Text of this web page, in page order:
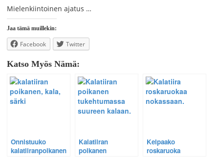
Mielenkiintoinen ajatus …
Jaa tämä muillekin:
Facebook Twitter
Katso Myös Nämä:
Onnistuuko
kalatiiranpoikanen
Kalatiiran
poikanen
Kelpaako
roskaruoka